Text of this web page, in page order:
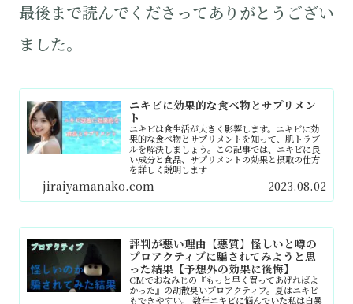
最後まで読んでくださってありがとうござい
ました。
ニキビに効果的な食べ物とサプリメン
ト
ニキビは食生活が大きく影響します。ニキビに効
果的な食べ物とサプリメントを知って、肌トラブ
ルを解決しましょう。この記事では、ニキビに良
い成分と食品、サプリメントの効果と摂取の仕方
を詳しく説明します
jiraiyamanako.com 2023.08.02
評判が悪い理由【悪質】怪しいと噂の
プロアクティブに騙されてみようと思
った結果【予想外の効果に後悔】
CMでおなみじの『もっと早く買ってあげればよ
かった』の胡散臭いプロアクティブ。夏はニキビ
もできやすい。 数年ニキビに悩んでいた私は自暴